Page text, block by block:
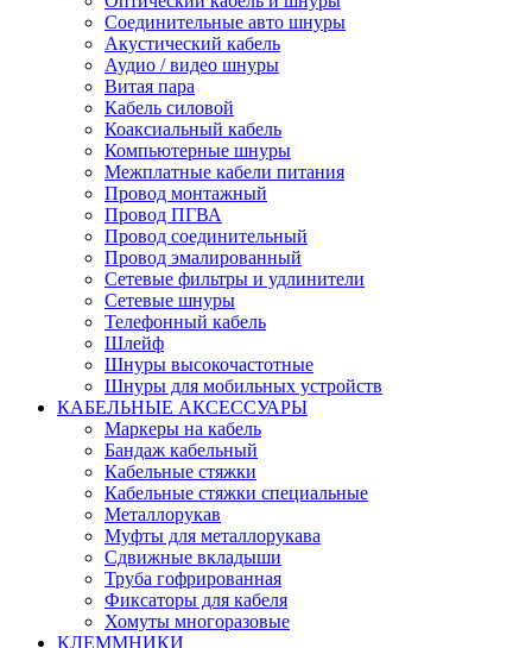
Соединительные авто шнуры
Акустический кабель
Аудио / видео шнуры
Витая пара
Кабель силовой
Коаксиальный кабель
Компьютерные шнуры
Межплатные кабели питания
Провод монтажный
Провод ПГВА
Провод соединительный
Провод эмалированный
Сетевые фильтры и удлинители
Сетевые шнуры
Телефонный кабель
Шлейф
Шнуры высокочастотные
Шнуры для мобильных устройств
КАБЕЛЬНЫЕ АКСЕССУАРЫ
Маркеры на кабель
Бандаж кабельный
Кабельные стяжки
Кабельные стяжки специальные
Металлорукав
Муфты для металлорукава
Сдвижные вкладыши
Труба гофрированная
Фиксаторы для кабеля
Хомуты многоразовые
КЛЕММНИКИ